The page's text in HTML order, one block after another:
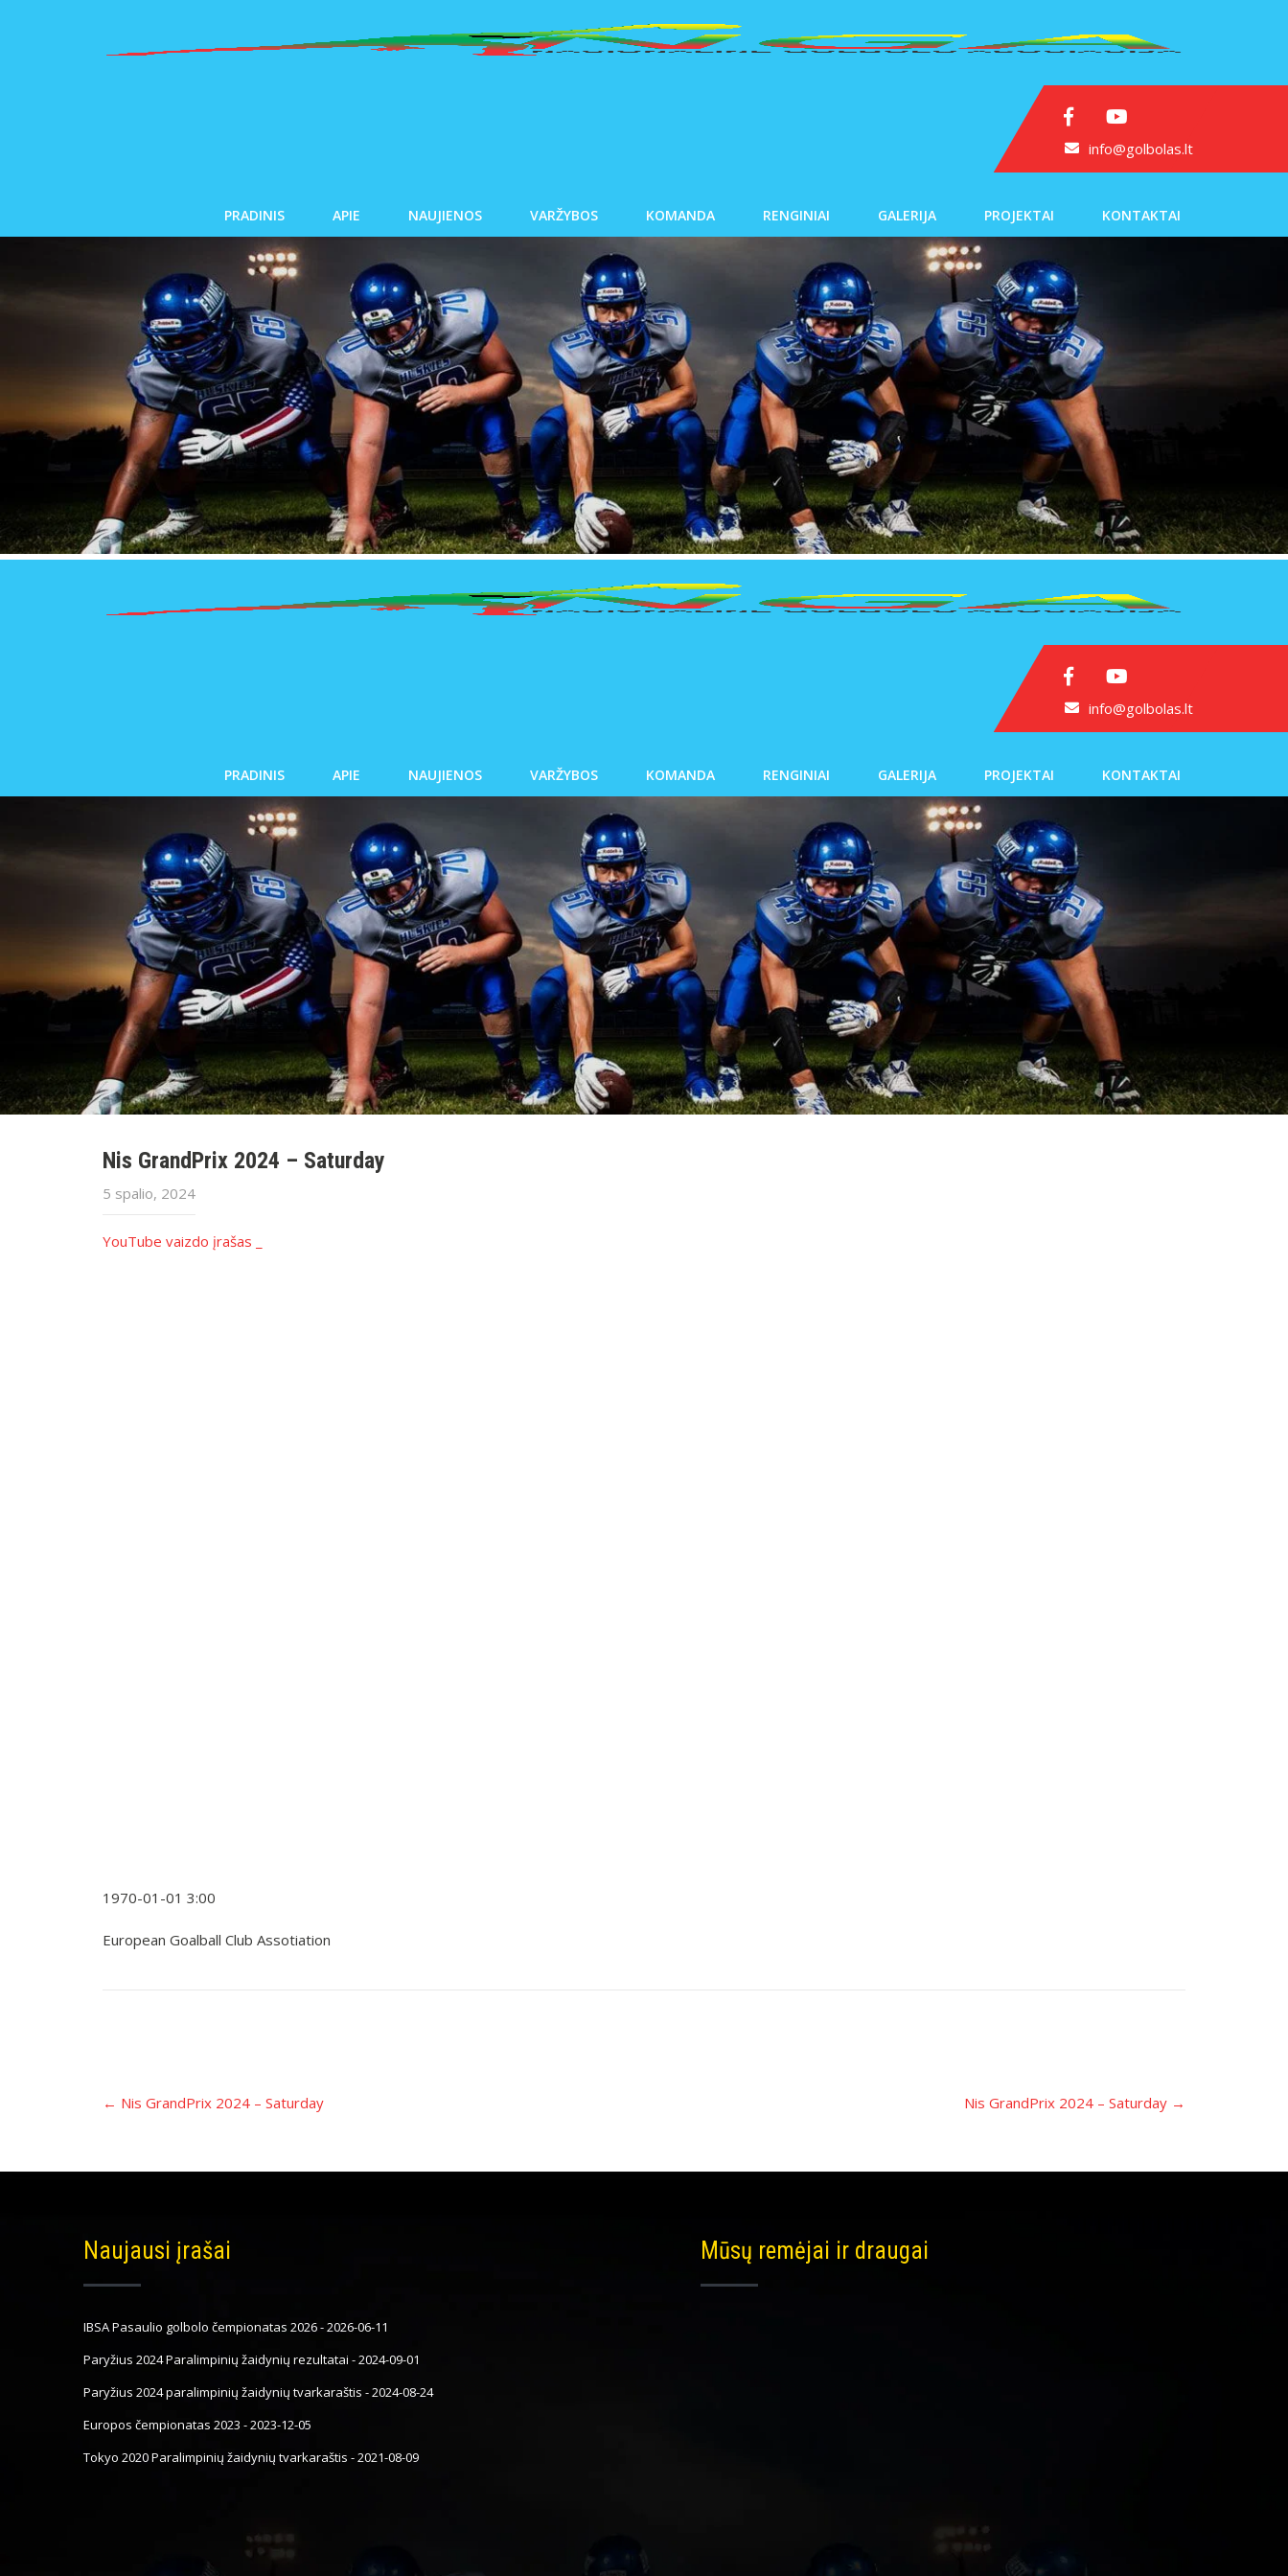
info@golbolas.lt
PRADINIS APIE NAUJIENOS VARŽYBOS KOMANDA RENGINIAI GALERIJA PROJEKTAI KONTAKTAI
info@golbolas.lt
PRADINIS APIE NAUJIENOS VARŽYBOS KOMANDA RENGINIAI GALERIJA PROJEKTAI KONTAKTAI
Nis GrandPrix 2024 – Saturday
5 spalio, 2024
YouTube vaizdo įrašas _
1970-01-01 3:00
European Goalball Club Assotiation
navigacija
← Nis GrandPrix 2024 – Saturday Nis GrandPrix 2024 – Saturday →
Naujausi įrašai
IBSA Pasaulio golbolo čempionatas 2026-2026-06-11
Paryžius 2024 Paralimpinių žaidynių rezultatai -2024-09-01
Paryžius 2024 paralimpinių žaidynių tvarkaraštis -2024-08-24
Europos čempionatas 2023 -2023-12-05
Tokyo 2020 Paralimpinių žaidynių tvarkaraštis -2021-08-09
Mūsų remėjai ir draugai